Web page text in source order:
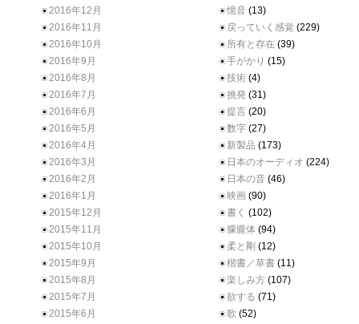
2016年12月
2016年11月
2016年10月
2016年9月
2016年8月
2016年7月
2016年6月
2016年5月
2016年4月
2016年3月
2016年2月
2016年1月
2015年12月
2015年11月
2015年10月
2015年9月
2015年8月
2015年7月
2015年6月
憶音 (13)
戻っていく感覚 (229)
所有と存在 (39)
手がかり (15)
技術 (4)
挑発 (31)
提言 (20)
数字 (27)
新製品 (173)
日本のオーディオ (224)
日本の音 (46)
映画 (90)
書く (102)
朦朧体 (94)
柔と剛 (12)
楷書／草書 (11)
楽しみ方 (107)
欲する (71)
歌 (52)